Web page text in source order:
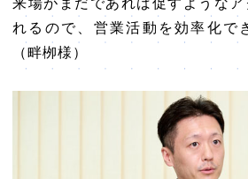
れるので、営業活動を効率化で
（畔栁様）